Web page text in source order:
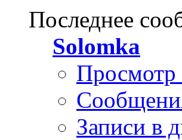
Последнее
Solomka
Записи в